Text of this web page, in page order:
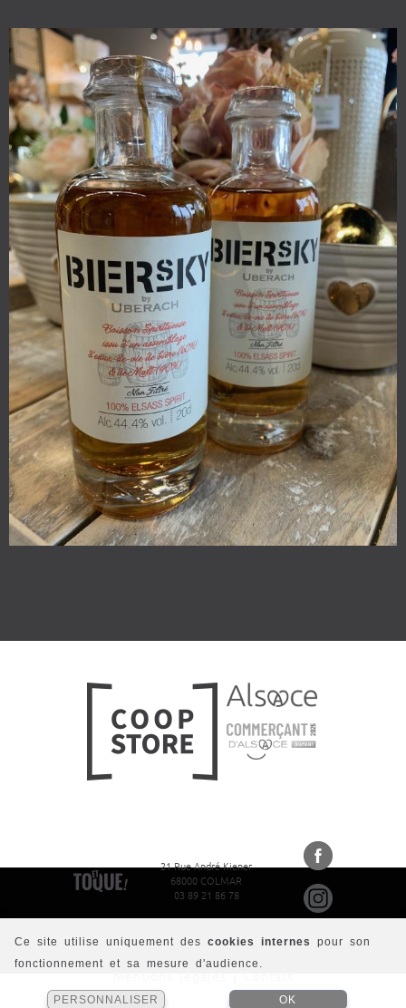
21 Rue André Kiener
68000 COLMAR
03 89 21 86 78
Ce site utilise uniquement des cookies internes
pour son
fonctionnement et sa mesure d'audience.
PERSONNALISER OK